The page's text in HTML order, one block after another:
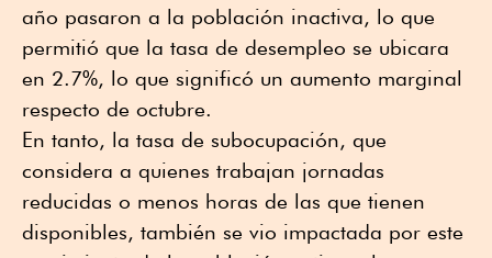
año pasaron a la población inactiva, lo que
permitió que la tasa de desempleo se ubicara
en 2.7%, lo que significó un aumento marginal
respecto de octubre.
En tanto, la tasa de subocupación, que
considera a quienes trabajan jornadas
reducidas o menos horas de las que tienen
disponibles, también se vio impactada por este